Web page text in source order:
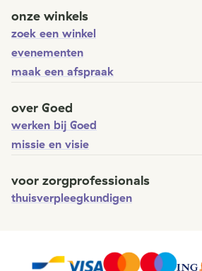
onze winkels
zoek een winkel
evenementen
maak een afspraak
over Goed
werken bij Goed
missie en visie
voor zorgprofessionals
thuisverpleegkundigen